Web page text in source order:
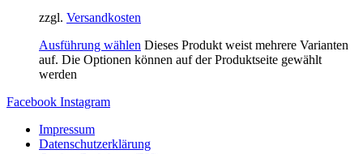
zzgl. Versandkosten
Ausführung wählen Dieses Produkt weist mehrere Varianten
auf. Die Optionen können auf der Produktseite gewählt
werden
Facebook Instagram
Impressum
Datenschutzerklärung